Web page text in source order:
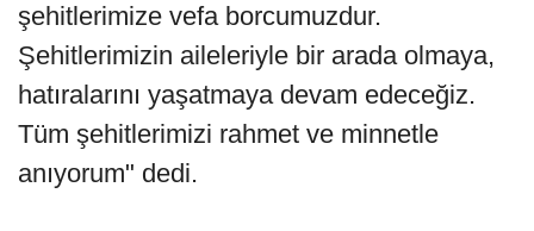
şehitlerimize vefa borcumuzdur.
Şehitlerimizin aileleriyle bir arada olmaya,
hatıralarını yaşatmaya devam edeceğiz.
Tüm şehitlerimizi rahmet ve minnetle
anıyorum" dedi.